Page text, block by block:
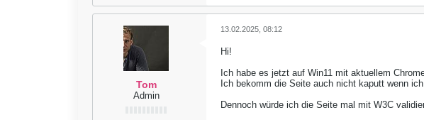
Tom
Admin
13.02.2025, 08:12
Hi!
Ich habe es jetzt auf Win11 mit aktuellem
Ich bekomm die Seite auch nicht kaputt wenn
Dennoch würde ich die Seite mal mit W3C